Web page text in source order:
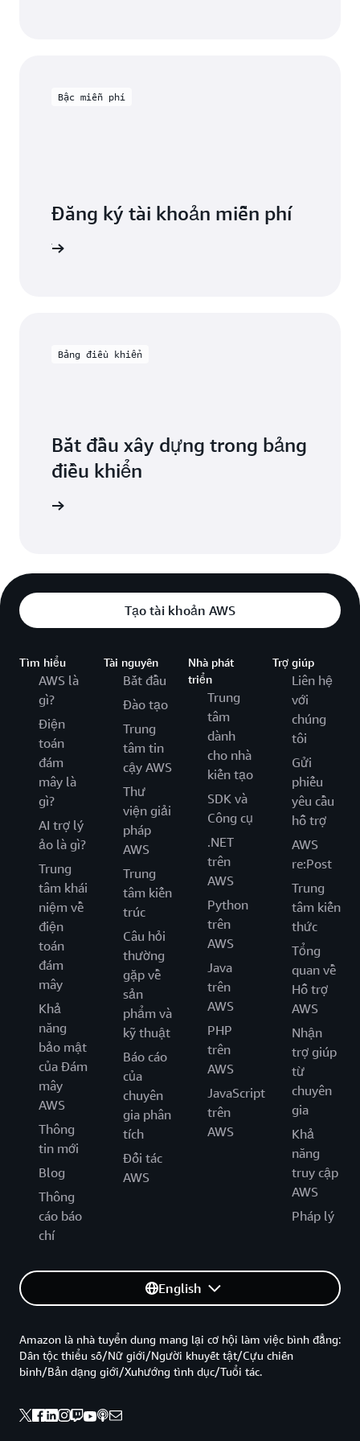
Bậc miễn phí
Đăng ký tài khoản miễn phí
Bảng điều khiển
Bắt đầu xây dựng trong bảng
điều khiển
Tạo tài khoản AWS
Tìm hiểu
AWS là
gì?
Điện
toán
đám
mây là
gì?
AI trợ lý
ảo là gì?
Trung
tâm khái
niệm về
điện
toán
đám
mây
Khả
năng
bảo mật
của Đám
mây
AWS
Thông
tin mới
Blog
Thông
cáo báo
chí
Tài nguyên
Bắt đầu
Đào tạo
Trung
tâm tin
cậy AWS
Thư
viện giải
pháp
AWS
Trung
tâm kiến
trúc
Câu hỏi
thường
gặp về
sản
phẩm và
kỹ thuật
Báo cáo
của
chuyên
gia phân
tích
Đối tác
AWS
Nhà phát
triển
Trung
tâm
dành
cho nhà
kiến tạo
SDK và
Công cụ
.NET
trên
AWS
Python
trên
AWS
Java
trên
AWS
PHP
trên
AWS
JavaScript
trên
AWS
Trợ giúp
Liên hệ
với
chúng
tôi
Gửi
phiếu
yêu cầu
hỗ trợ
AWS
re:Post
Trung
tâm kiến
thức
Tổng
quan về
Hỗ trợ
AWS
Nhận
trợ giúp
từ
chuyên
gia
Khả
năng
truy cập
AWS
Pháp lý
English
Amazon là nhà tuyển dung mang lại cơ hội làm việc bình đẳng:
Dân tộc thiểu số/Nữ giới/Người khuyết tật/Cựu chiến
binh/Bản dạng giới/Xuhướng tình dục/Tuổi tác.